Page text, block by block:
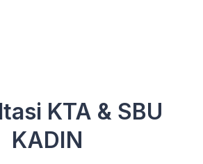
KTA & SBU
KADIN